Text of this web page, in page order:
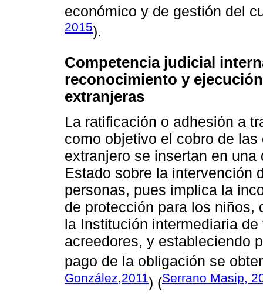
económico y de gestión del
2015).
Competencia judicial
reconocimiento y
extranjeras
La ratificación o adhesión a
como objetivo el cobro de
extranjero se insertan en
Estado sobre la intervención
personas, pues implica la
de protección para los niños,
la Institución intermediaria
acreedores, y estableciendo
pago de la obligación se
González,2011) (Serrano Masip,